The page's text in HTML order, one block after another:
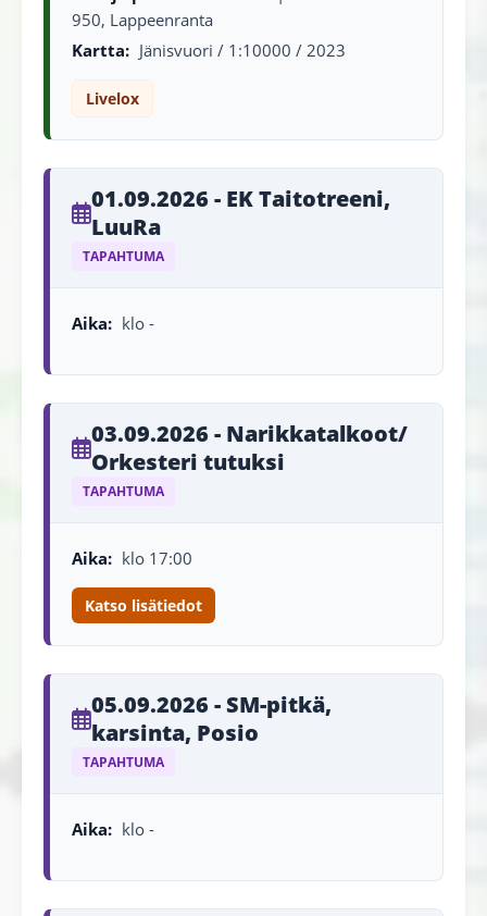
950, Lappeenranta
Kartta: Jänisvuori / 1:10000 / 2023
Livelox
01.09.2026 - EK Taitotreeni,
LuuRa
TAPAHTUMA
Aika: klo -
03.09.2026 - Narikkatalkoot/
Orkesteri tutuksi
TAPAHTUMA
Aika: klo 17:00
Katso lisätiedot
05.09.2026 - SM-pitkä,
karsinta, Posio
TAPAHTUMA
Aika: klo -